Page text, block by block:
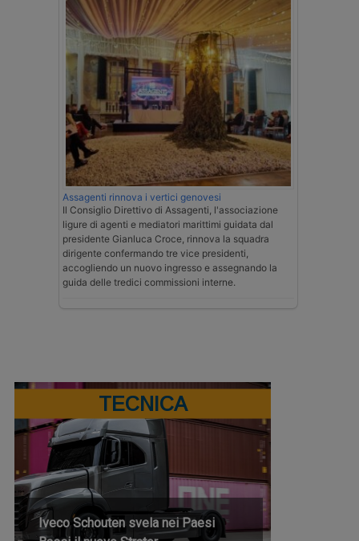
Assagenti rinnova i vertici genovesi
Il Consiglio Direttivo di Assagenti, l'associazione
ligure di agenti e mediatori marittimi guidata dal
presidente Gianluca Croce, rinnova la squadra
dirigente confermando tre vice presidenti,
accogliendo un nuovo ingresso e assegnando la
guida delle tredici commissioni interne.
TECNICA
Iveco Schouten svela nei Paesi